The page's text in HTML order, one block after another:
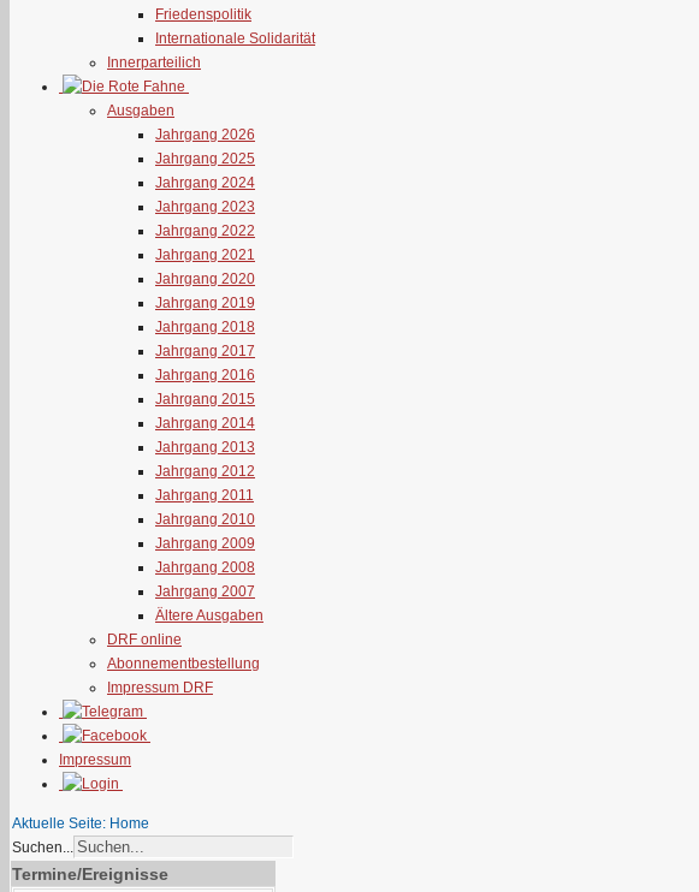
Friedenspolitik
Internationale Solidarität
Innerparteilich
Ausgaben
Jahrgang 2026
Jahrgang 2025
Jahrgang 2024
Jahrgang 2023
Jahrgang 2022
Jahrgang 2021
Jahrgang 2020
Jahrgang 2019
Jahrgang 2018
Jahrgang 2017
Jahrgang 2016
Jahrgang 2015
Jahrgang 2014
Jahrgang 2013
Jahrgang 2012
Jahrgang 2011
Jahrgang 2010
Jahrgang 2009
Jahrgang 2008
Jahrgang 2007
Ältere Ausgaben
DRF online
Abonnementbestellung
Impressum DRF
Impressum
Aktuelle Seite: Home
Suchen...
Termine/Ereignisse